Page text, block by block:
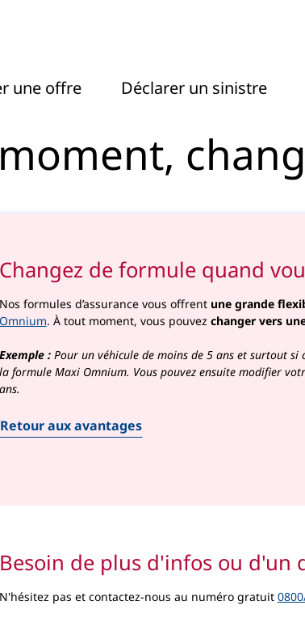
changez de
une offre Déclarer un sinistre
Changez de formule quand
Nos formules d’assurance vous offrent une grande
Omnium. À tout moment, vous pouvez changer vers
Exemple : Pour un véhicule de moins de 5 ans et surtout si
la formule Maxi Omnium. Vous pouvez ensuite modifier
ans.
Retour aux avantages
Besoin de plus d'infos ou d'un
N'hésitez pas et contactez-nous au numéro gratuit